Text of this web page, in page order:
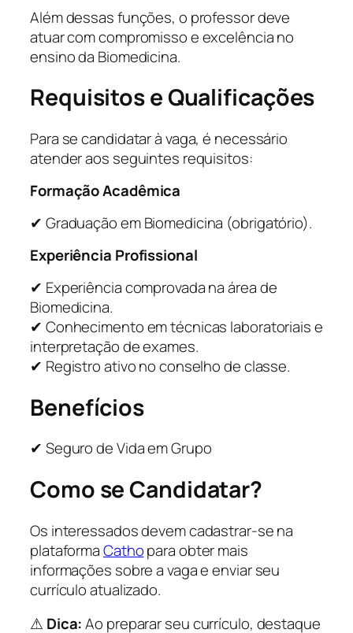
Além dessas funções, o professor deve
atuar com compromisso e excelência no
ensino da Biomedicina.
Requisitos e Qualificações
Para se candidatar à vaga, é necessário
atender aos seguintes requisitos:
Formação Acadêmica
✔ Graduação em Biomedicina (obrigatório).
Experiência Profissional
✔ Experiência comprovada na área de
Biomedicina.
✔ Conhecimento em técnicas laboratoriais e
interpretação de exames.
✔ Registro ativo no conselho de classe.
Benefícios
✔ Seguro de Vida em Grupo
Como se Candidatar?
Os interessados devem cadastrar-se na
plataformaCathopara obter mais
informações sobre a vaga e enviar seu
currículo atualizado.
⚠ Dica:Ao preparar seu currículo, destaque